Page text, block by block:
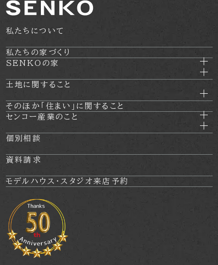
私たちについて
私たちの家づくり
SENKOの家
土地に関すること
そのほか
「住まい」に関すること
センコー産業のこと
個別相談
資料請求
モデルハウス・ スタジオ来店予約